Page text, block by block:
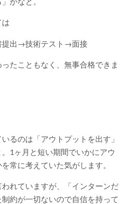
提出→技術テスト→面接
たこともなく、無事合格できま
るのは「アウトプットを出す」
1ヶ月と短い期間でいかにアウ
常に考えていた気がします。
れていますが、「インターンだ
約が一切ないので自信を持って